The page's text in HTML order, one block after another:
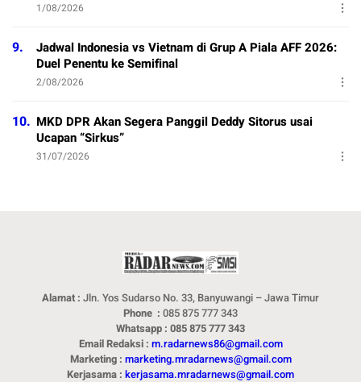
1/08/2026
9.
Jadwal Indonesia vs Vietnam di Grup A Piala AFF 2026:
Duel Penentu ke Semifinal
2/08/2026
10. MKD DPR Akan Segera Panggil Deddy Sitorus usai
Ucapan “Sirkus”
31/07/2026
Alamat : Jln. Yos Sudarso No. 33, Banyuwangi – Jawa Timur
Phone : 085 875 777 343
Whatsapp : 085 875 777 343
Email Redaksi : m.radarnews86@gmail.com
Marketing : marketing.mradarnews@gmail.com
Kerjasama : kerjasama.mradarnews@gmail.com